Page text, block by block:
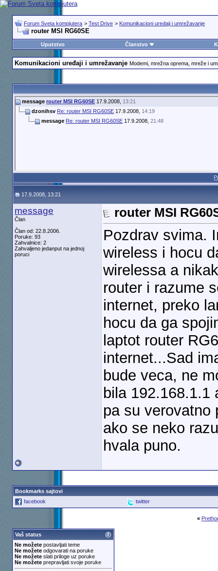
Forum Sveta kompjutera > Test Drive > Komunikacioni uređaji i umrežavanje
router MSI RG60SE
Uputstvo Članstvo
Komunikacioni uređaji i umrežavanje Modemi, mrežna oprema, mreže i
message router MSI RG60SE17.9.2008, 13:21
dzonihsv Re: router MSI RG60SE17.9.2008, 14:19
message Re: router MSI RG60SE17.9.2008, 21:48
17.9.2008, 13:21
message
Član
Član od: 22.8.2006.
Poruke: 93
Zahvalnice: 2
Zahvaljeno jedanput na jednoj
poruci
router MSI
Pozdrav svima.
wireless i hocu
wirelessa a
router i razume
internet, preko
hocu da ga
laptot router
internet...Sad
bude veca, ne
bila 192.168.1.1
pa su verovatno
ako se neko
hvala puno.
Bookmarks sajtovi
facebook
twitter
«
Vaš status
Ne možetepostavljati teme
Ne možeteodgovarati na poruke
Ne možeteslati priloge uz poruke
Ne možeteprepravljati svoje poruke